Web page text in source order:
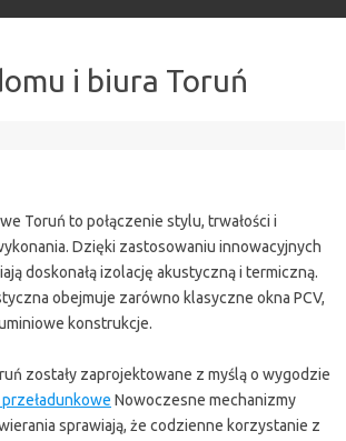
i biura Toruń
Toruń to połączenie stylu, trwałości i
Dzięki zastosowaniu innowacyjnych
doskonałą izolację akustyczną i termiczną.
obejmuje zarówno klasyczne okna PCV,
konstrukcje.
zostały zaprojektowane z myślą o wygodzie
Nowoczesne mechanizmy
sprawiają, że codzienne korzystanie z